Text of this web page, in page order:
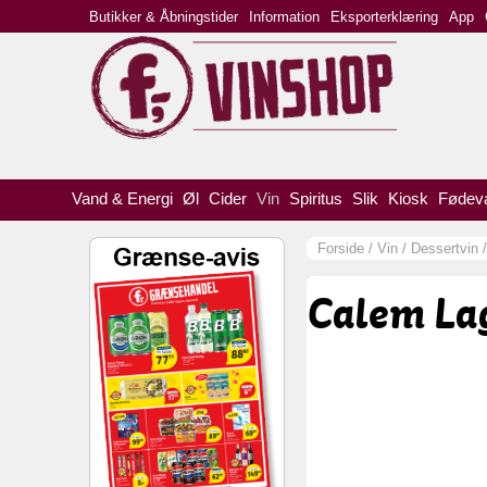
Vand & Energi Øl Cider Vin Spiritus Slik Kiosk
Forside / Vin / Dessertvin /
Calem
Butikker & Åbningstider Information Eksporterklæring App